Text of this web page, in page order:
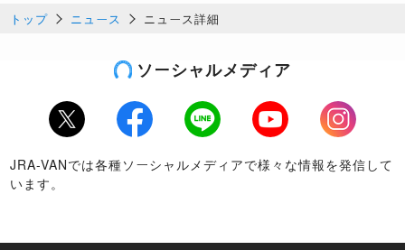
トップ ニュース ニュース詳細
ソーシャルメディア
Twitter Facebook LINE Youtube
Instagram
JRA-VANでは各種ソーシャルメディアで様々な情報を発信して
います。